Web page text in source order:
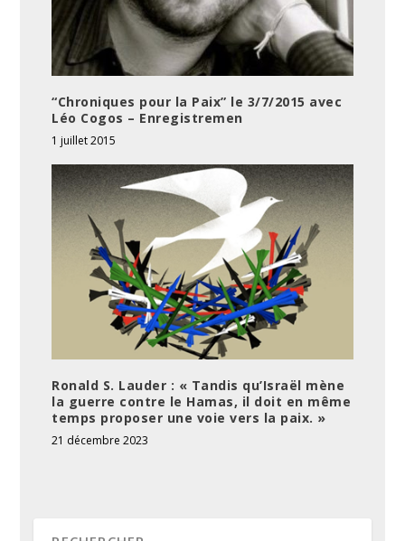
“Chroniques pour la Paix” le 3/7/2015 avec
Léo Cogos – Enregistremen
1 juillet 2015
Ronald S. Lauder : « Tandis qu’Israël mène
la guerre contre le Hamas, il doit en même
temps proposer une voie vers la paix. »
21 décembre 2023